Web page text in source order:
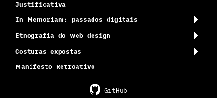
Justificativa
In Memoriam: passados digitais
Etnografia do web design
Costuras expostas
Manifesto Retroativo
GitHub